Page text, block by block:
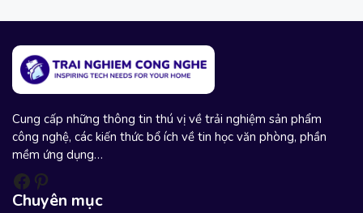
u
Cung cấp những thông tin thú vị về trải nghiệm sản phẩm
công nghệ, các kiến thức bổ ích về tin học văn phòng, phần
mềm ứng dụng…
Facebook
Pinterest
Chuyên mục